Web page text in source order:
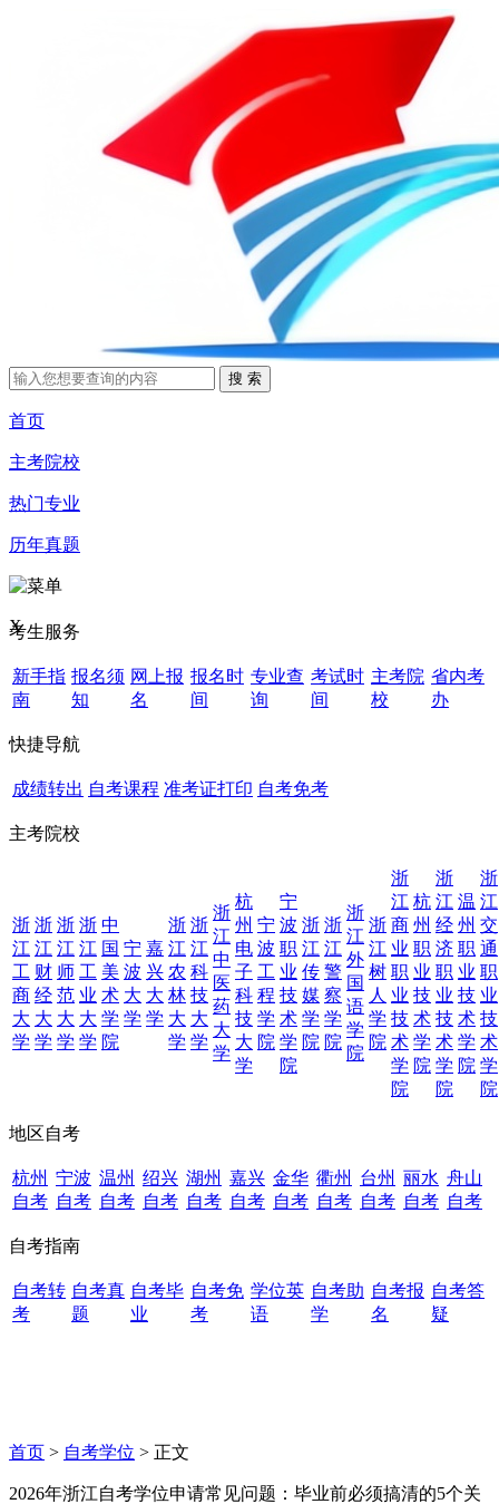
首页
主考院校
热门专业
历年真题
X
考生服务
新手指
南
报名须
知
网上报
名
报名时
间
专业查
询
考试时
间
主考院
校
省内考
办
快捷导航
成绩转出 自考课程 准考证打印 自考免考
主考院校
浙
江
工
商
大
学
浙
江
财
经
大
学
浙
江
师
范
大
学
浙
江
工
业
大
学
中
国
美
术
学
院
宁
波
大
学
嘉
兴
大
学
浙
江
农
林
大
学
浙
江
科
技
大
学
浙
江
中
医
药
大
学
杭
州
电
子
科
技
大
学
宁
波
工
程
学
院
宁
波
职
业
技
术
学
院
浙
江
传
媒
学
院
浙
江
警
察
学
院
浙
江
外
国
语
学
院
浙
江
树
人
学
院
浙
江
商
业
职
业
技
术
学
院
杭
州
职
业
技
术
学
院
浙
江
经
济
职
业
技
术
学
院
温
州
职
业
技
术
学
院
浙
江
交
通
职
业
技
术
学
院
地区自考
杭州
自考
宁波
自考
温州
自考
绍兴
自考
湖州
自考
嘉兴
自考
金华
自考
衢州
自考
台州
自考
丽水
自考
舟山
自考
自考指南
自考转
考
自考真
题
自考毕
业
自考免
考
学位英
语
自考助
学
自考报
名
自考答
疑
首页 > 自考学位 > 正文
2026年浙江自考学位申请常见问题：毕业前必须搞清的5个关